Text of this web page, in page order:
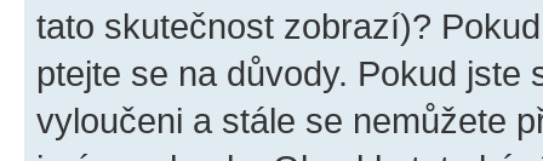
tato skutečnost zobrazí)?
ptejte se na důvody. Pokud jste
vyloučeni a stále se nemůžete